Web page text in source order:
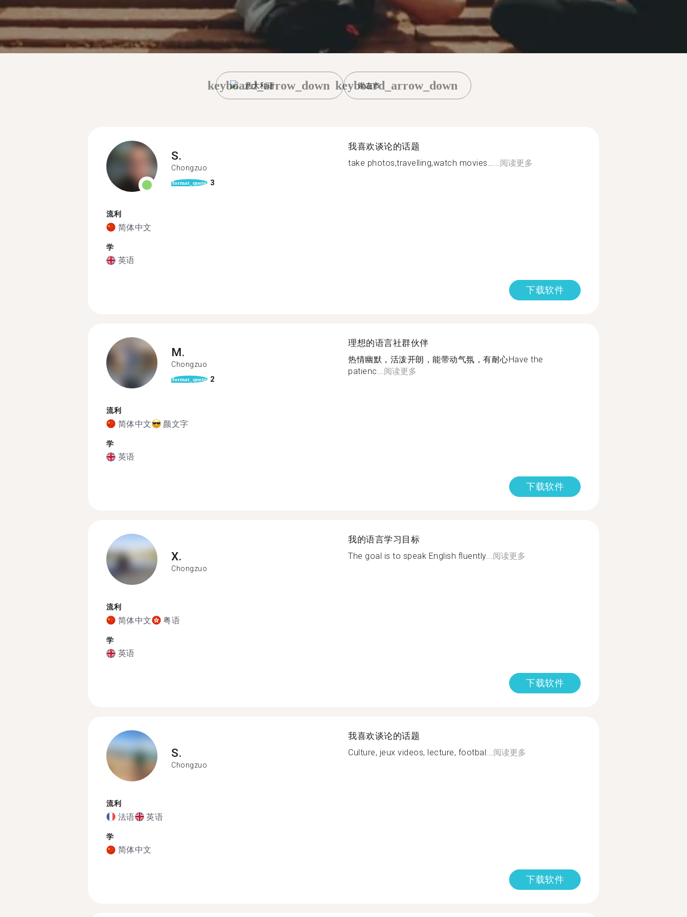
意大利语
keyboard_arrow_down 崇左市
keyboard_arrow_down
S.
Chongzuo
format_quote 3
流利
简体中文
学
英语
我喜欢谈论的话题
take photos,travelling,watch movies…...阅读更多
下载软件
M.
Chongzuo
format_quote 2
流利
简体中文 颜文字
学
英语
理想的语言社群伙伴
热情幽默，活泼开朗，能带动气氛，有耐心Have the
patienc...阅读更多
下载软件
X.
Chongzuo
流利
简体中文 粤语
学
英语
我的语言学习目标
The goal is to speak English fluently...阅读更多
下载软件
S.
Chongzuo
流利
法语 英语
学
简体中文
我喜欢谈论的话题
Culture, jeux videos, lecture, footbal...阅读更多
下载软件